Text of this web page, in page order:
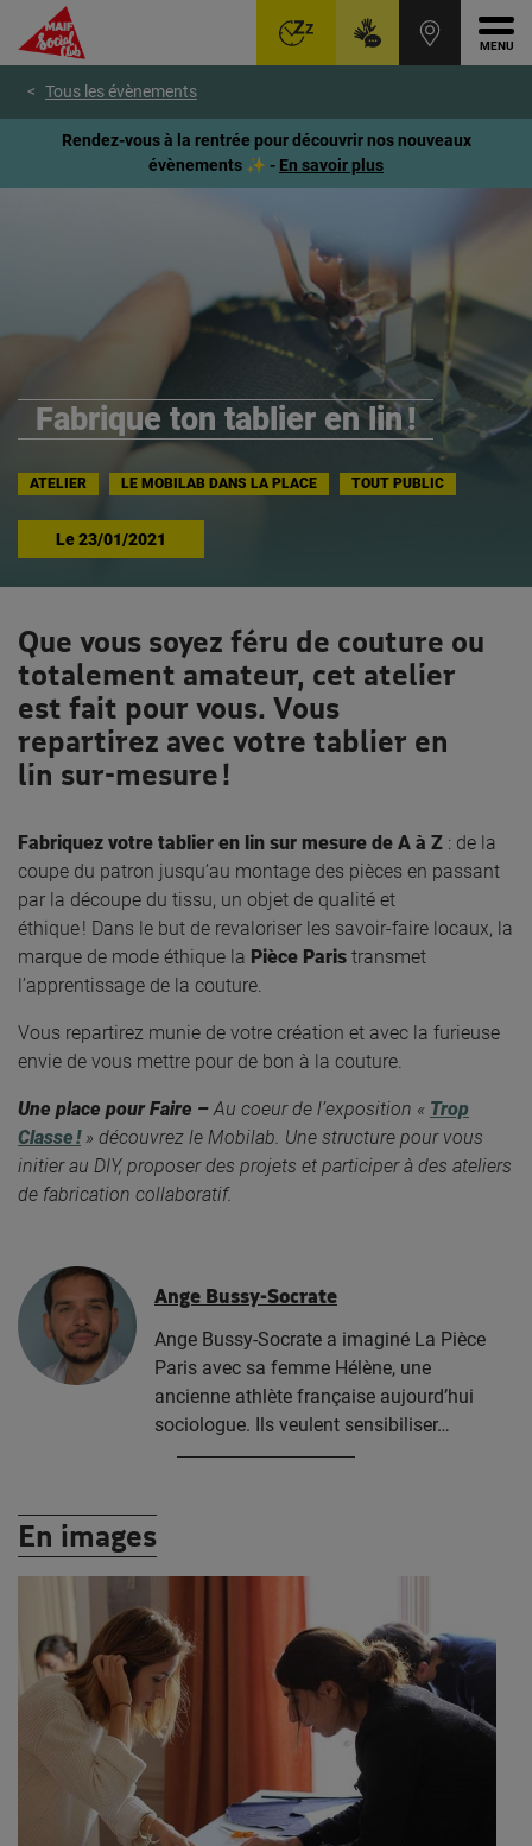
contenu
page
Tous les évènements
Rendez-vous à la rentrée pour découvrir nos nouveaux
évènements ✨ - En savoir plus
Fabrique ton tablier en lin !
ATELIER LE MOBILAB DANS LA PLACE TOUT PUBLIC
Le23/01/2021
Que vous soyez féru de couture ou
totalement amateur, cet atelier
est fait pour vous. Vous
repartirez avec votre tablier en
lin sur-mesure !
Fabriquez votre tablier en lin sur mesure de A à Z : de la
coupe du patron jusqu’au montage des pièces en passant
par la découpe du tissu, un objet de qualité et
éthique ! Dans le but de revaloriser les savoir-faire locaux, la
marque de mode éthique la Pièce Paris transmet
l’apprentissage de la couture.
Vous repartirez munie de votre création et avec la furieuse
envie de vous mettre pour de bon à la couture.
Une place pour Faire –Au coeur de l’exposition « Trop
Classe !» découvrez le Mobilab. Une structure pour vous
initier au DIY, proposer des projets et participer à des ateliers
de fabrication collaboratif.
Ange Bussy-Socrate
Ange Bussy-Socrate a imaginé La Pièce
Paris avec sa femme Hélène, une
ancienne athlète française aujourd’hui
sociologue. Ils veulent sensibiliser…
En images